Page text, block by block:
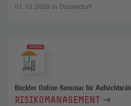
01.10.2026 in Düsseldorf
Böckler Online-Seminar für
RISIKOMANAGEMENT